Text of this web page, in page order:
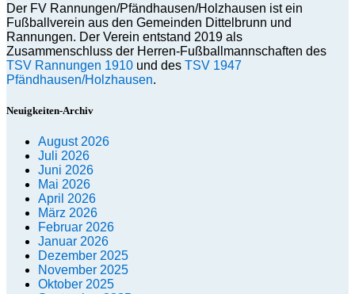
Der FV Rannungen/Pfändhausen/Holzhausen ist ein
Fußballverein aus den Gemeinden Dittelbrunn und
Rannungen. Der Verein entstand 2019 als
Zusammenschluss der Herren-Fußballmannschaften des
TSV Rannungen 1910 und des TSV 1947
Pfändhausen/Holzhausen.
Neuigkeiten-Archiv
August 2026
Juli 2026
Juni 2026
Mai 2026
April 2026
März 2026
Februar 2026
Januar 2026
Dezember 2025
November 2025
Oktober 2025